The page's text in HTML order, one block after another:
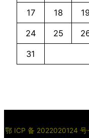
17 18
24 25
31
鄂 ICP 备 2022020124